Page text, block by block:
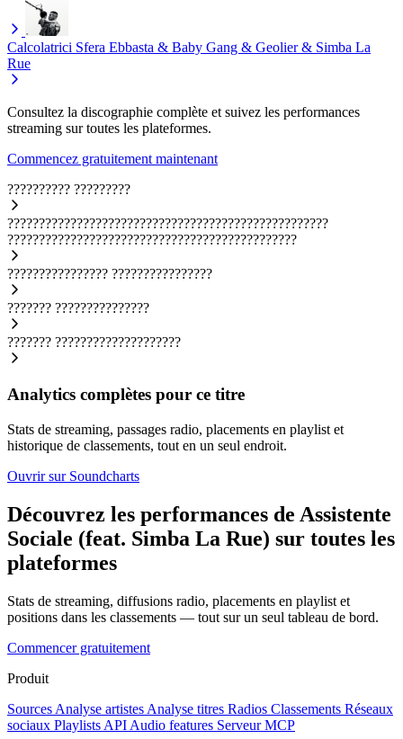
Calcolatrici Sfera Ebbasta & Baby Gang & Geolier & Simba La
Rue
Consultez la discographie complète et suivez les performances
streaming sur toutes les plateformes.
Commencez gratuitement maintenant
?????????? ?????????
???????????????????????????????????????????????????
??????????????????????????????????????????????
???????????????? ????????????????
??????? ???????????????
??????? ????????????????????
Analytics complètes pour ce titre
Stats de streaming, passages radio, placements en playlist et
historique de classements, tout en un seul endroit.
Ouvrir sur Soundcharts
Découvrez les performances de Assistente
Sociale (feat. Simba La Rue) sur toutes les
plateformes
Stats de streaming, diffusions radio, placements en playlist et
positions dans les classements — tout sur un seul tableau de bord.
Commencer gratuitement
Produit
Sources Analyse artistes Analyse titres Radios Classements Réseaux
sociaux Playlists API Audio features Serveur MCP